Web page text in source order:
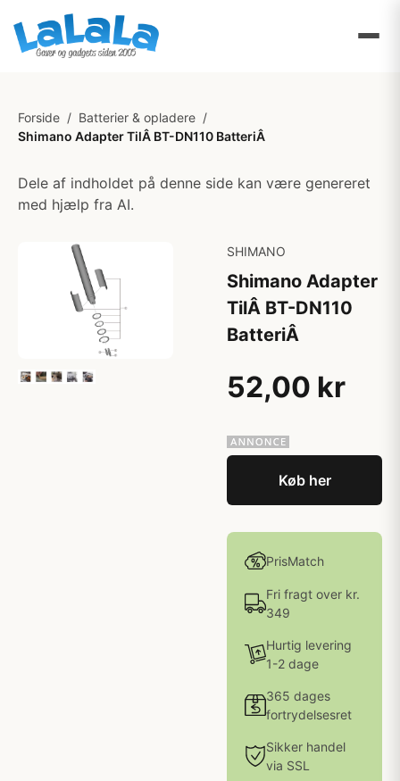
Forside / Batterier & opladere /
Shimano Adapter TilÂ BT-DN110 BatteriÂ
Dele af indholdet på denne side kan være genereret
med hjælp fra AI.
SHIMANO
Shimano Adapter
TilÂ BT-DN110
BatteriÂ
52,00 kr
Køb her
PrisMatch
Fri fragt over kr.
349
Hurtig levering
1-2 dage
365 dages
fortrydelsesret
Sikker handel
via SSL